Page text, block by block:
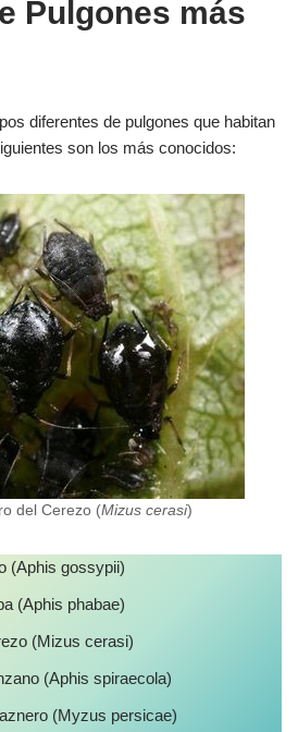
Pulgones más
diferentes de pulgones que habitan
son los más conocidos:
del Cerezo (Mizus cerasi)
(Aphis gossypii)
(Aphis phabae)
(Mizus cerasi)
(Aphis spiraecola)
(Myzus persicae)